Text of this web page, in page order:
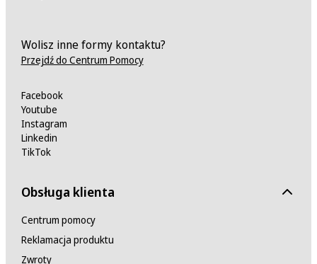
Wolisz inne formy kontaktu?
Przejdź do Centrum Pomocy
Facebook
Youtube
Instagram
Linkedin
TikTok
Obsługa klienta
Centrum pomocy
Reklamacja produktu
Zwroty